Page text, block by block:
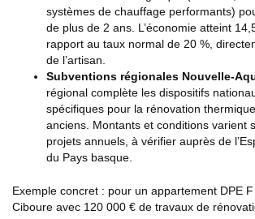
systèmes de chauffage performants)
de plus de 2 ans. L’économie atteint
rapport au taux normal de 20 %,
de l’artisan.
Subventions régionales Nouvelle-
régional complète les dispositifs
spécifiques pour la rénovation
anciens. Montants et conditions varient
projets annuels, à vérifier auprès de
du Pays basque.
Exemple concret : pour un appartement DPE F
Ciboure avec 120 000 € de travaux de